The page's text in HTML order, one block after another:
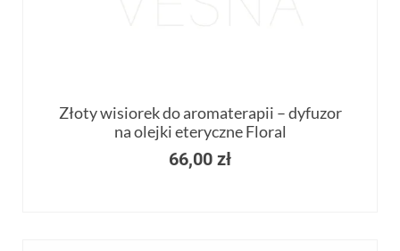
Złoty wisiorek do aromaterapii – dyfuzor
na olejki eteryczne Floral
66,00 zł